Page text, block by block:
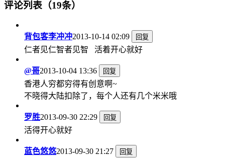
评论列表（19条）
背包客李冲冲2013-10-14 02:09 回复
仁者见仁智者见智 活着开心就好
@哥2013-10-04 13:36 回复
香港人穷都穷得有创意啊~
不晓得大陆扣除了，每个人还有几个米米哦
罗胜2013-09-30 22:29 回复
活得开心就好
蓝色悠悠2013-09-30 21:27 回复